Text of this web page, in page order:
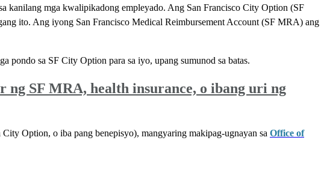
kanilang mga kwalipikadong empleyado. Ang San Francisco City Option (SF
ito. Ang iyong San Francisco Medical Reimbursement Account (SF MRA) ang
pondo sa SF City Option para sa iyo, upang sumunod sa batas.
ng SF MRA, health insurance, o ibang uri ng
Option, o iba pang benepisyo), mangyaring makipag-ugnayan sa Office of